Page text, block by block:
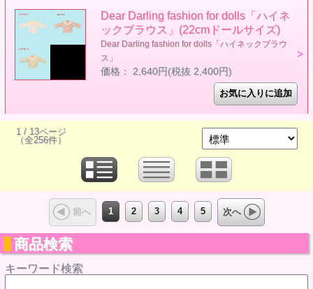
Dear Darling fashion for dolls「ハイネ
ックブラウス」(22cmドールサイズ)
Dear Darling fashion for dolls「ハイネックブラウ
ス」
価格： 2,640円(税抜 2,400円)
1 / 13ページ
（全256件）
前へ 1 2 3 4 5 次へ
商品検索
キーワード検索